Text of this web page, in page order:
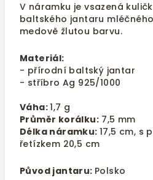
V náramku je vsazená
baltského jantaru
medově žlutou barvu.
Materiál:
- přírodní baltský jantar
- stříbro Ag 925/1000
Váha:1,7 g
Průměr korálku: 7,5 mm
Délka náramku: 17,5 cm, s
řetízkem 20,5 cm
Původ jantaru: Polsko